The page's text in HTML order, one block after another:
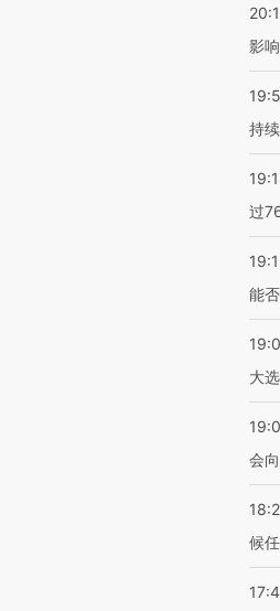
影
持
过
能
大
会
候